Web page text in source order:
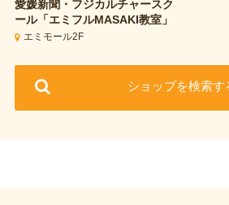
愛媛新聞・フジカルチャースク
ール「エミフルMASAKI教室」
エミモール2F
ショップを検索す